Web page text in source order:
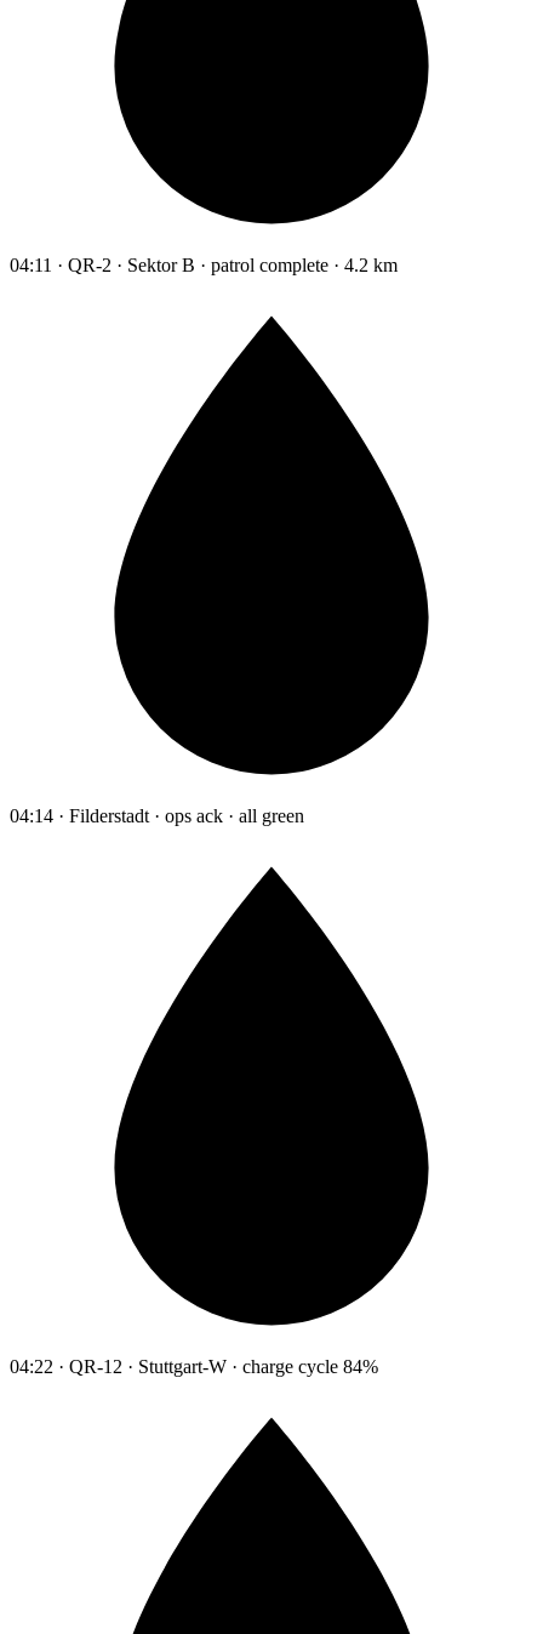
04:11 · QR-2 · Sektor B · patrol complete · 4.2 km
04:14 · Filderstadt · ops ack · all green
04:22 · QR-12 · Stuttgart-W · charge cycle 84%